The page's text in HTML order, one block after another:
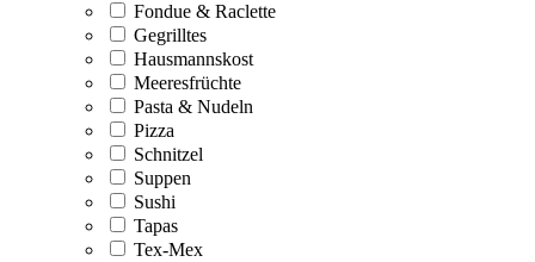
Fondue & Raclette
Gegrilltes
Hausmannskost
Meeresfrüchte
Pasta & Nudeln
Pizza
Schnitzel
Suppen
Sushi
Tapas
Tex-Mex